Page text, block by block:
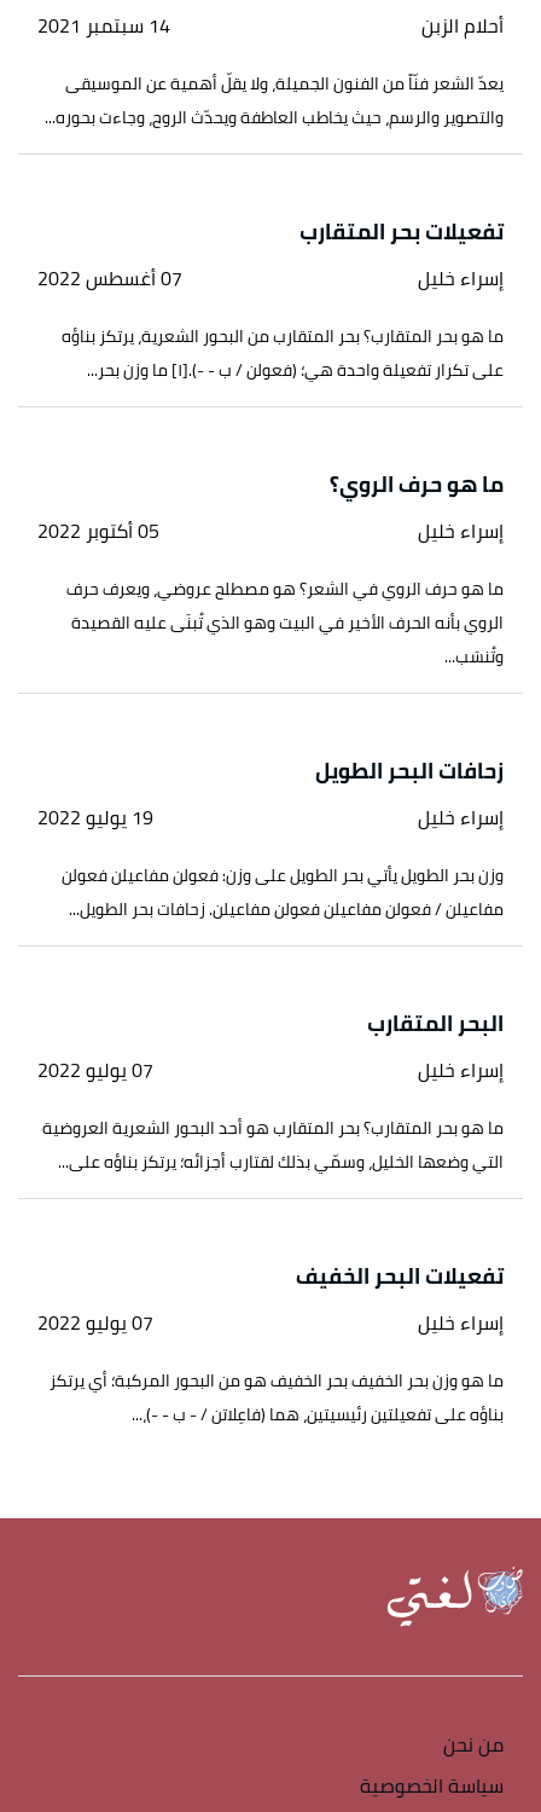
أحلام الزبن 14 سبتمبر 2021
يعدّ الشعر فنّاً من الفنون الجميلة، ولا يقلّ أهمية عن الموسيقى
والتصوير والرسم، حيث يخاطب العاطفة ويحدّث الروح، وجاءت بحوره...
تفعيلات بحر المتقارب
إسراء خليل 07 أغسطس 2022
ما هو بحر المتقارب؟ بحر المتقارب من البحور الشعرية، يرتكز بناؤه
على تكرار تفعيلة واحدة هي؛ (فعولن / ب - -).[١] ما وزن بحر...
ما هو حرف الروي؟
إسراء خليل 05 أكتوبر 2022
ما هو حرف الروي في الشعر؟ هو مصطلح عروضي، ويعرف حرف
الروي بأنه الحرف الأخير في البيت وهو الذي تُبنَى عليه القصيدة
وتُنسَب...
زحافات البحر الطويل
إسراء خليل 19 يوليو 2022
وزن بحر الطويل يأتي بحر الطويل على وزن: فعولن مفاعيلن فعولن
مفاعيلن / فعولن مفاعيلن فعولن مفاعيلن. زحافات بحر الطويل...
البحر المتقارب
إسراء خليل 07 يوليو 2022
ما هو بحر المتقارب؟ بحر المتقارب هو أحد البحور الشعرية العروضية
التي وضعها الخليل، وسمّي بذلك لقتارب أجزائه؛ يرتكز بناؤه على...
تفعيلات البحر الخفيف
إسراء خليل 07 يوليو 2022
ما هو وزن بحر الخفيف بحر الخفيف هو من البحور المركبة؛ أي يرتكز
بناؤه على تفعيلتين رئيسيتين، هما (فاعِلاتن / - ب - -)،...
من نحن
سياسة الخصوصية